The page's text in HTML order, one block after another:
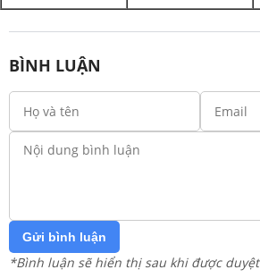
BÌNH LUẬN
Gửi bình luận
*Bình luận sẽ hiển thị sau khi được duyệt